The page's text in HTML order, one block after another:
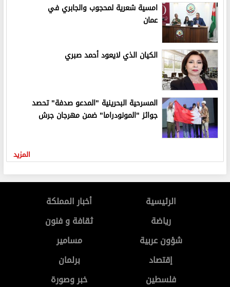
امسية شعرية لمحجوب والجابري في
عمان
الكيان الذي لايعود أحمد صبري
المسرحية البحرينية "المدعو صدفة" تحصد
جوائز "المونودراما" ضمن مهرجان جرش
المزيد
الرئيسية
أخبار المملكة
رياضة
ثقافة و فنون
شؤون عربية
مسامير
إقتصاد
برلمان
فلسطين
خبر وصورة